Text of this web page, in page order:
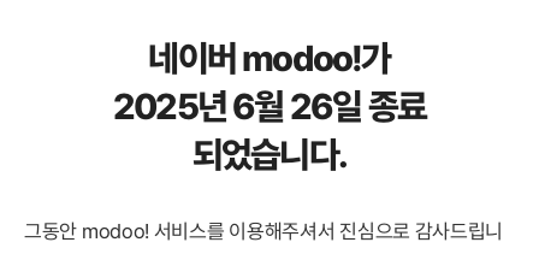
네이버 modoo!가
2025년 6월 26일 종료
되었습니다.
그동안 modoo! 서비스를 이용해주셔서 진심으로 감사드립니